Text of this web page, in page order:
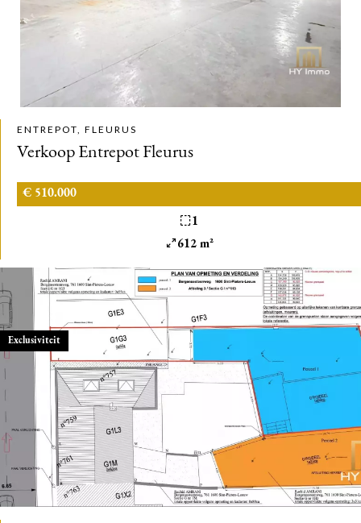
ENTREPOT, FLEURUS
Verkoop Entrepot Fleurus
€ 510.000
1
612 m²
Exclusiviteit